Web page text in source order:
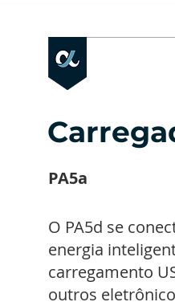
O PA5d se
energia
carregamento
outros
PA5a